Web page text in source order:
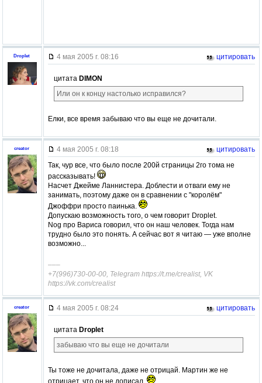
Droplet 4 мая 2005 г. 08:16 цитировать
цитата DIMON
Или он к концу настолько исправился?
Елки, все время забываю что вы еще не дочитали.
creator 4 мая 2005 г. 08:18
цитировать
Так, чур все, что было после 200й страницы 2го тома не
рассказывать!
Насчет Джейме Ланнистера. Доблести и отваги ему не
занимать, поэтому даже он в сравнении с "королём"
Джоффри просто паинька.
Допускаю возможность того, о чем говорит Droplet.
Nog про Вариса говорил, что он наш человек. Тогда нам
трудно было это понять. А сейчас вот я читаю — уже вполне
возможно...
–––
+7(996)730-00-00, Telegram https://t.me/crealist, VK
https://vk.com/crealist
creator 4 мая 2005 г. 08:24 цитировать
цитата Droplet
забываю что вы еще не дочитали
Ты тоже не дочитала, даже не отрицай. Мартин же не
отрицает, что он не дописал.